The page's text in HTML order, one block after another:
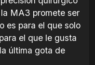
MA3 promete ser
es para el que solo
el que le gusta
última gota de